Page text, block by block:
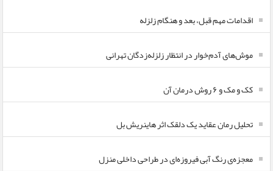
اقدامات مهم قبل، بعد و هنگام زلزله
موش‌های آدم‌خوار در انتظار زلزله‌زدگان تهرانی
کک و مک و ۶ روش درمان آن
تحلیل رمان عقاید یک دلقک اثر هاینریش بل
معجزه‌ی رنگ آبی فیروزه‌ای در طراحی داخلی منزل